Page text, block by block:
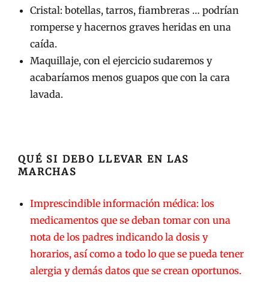
Cristal: botellas, tarros, fiambreras … podrían
romperse y hacernos graves heridas en una
caída.
Maquillaje, con el ejercicio sudaremos y
acabaríamos menos guapos que con la cara
lavada.
QUÉ SI DEBO LLEVAR EN LAS
MARCHAS
Imprescindible información médica: los
medicamentos que se deban tomar con una
nota de los padres indicando la dosis y
horarios, así como a todo lo que se pueda tener
alergia y demás datos que se crean oportunos.